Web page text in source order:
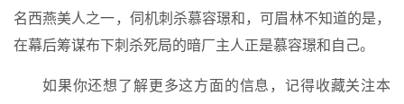
名西燕美人之一，伺机刺杀慕容璟和，可眉林不知道的是，
在幕后筹谋布下刺杀死局的暗厂主人正是慕容璟和自己。
如果你还想了解更多这方面的信息，记得收藏关注本